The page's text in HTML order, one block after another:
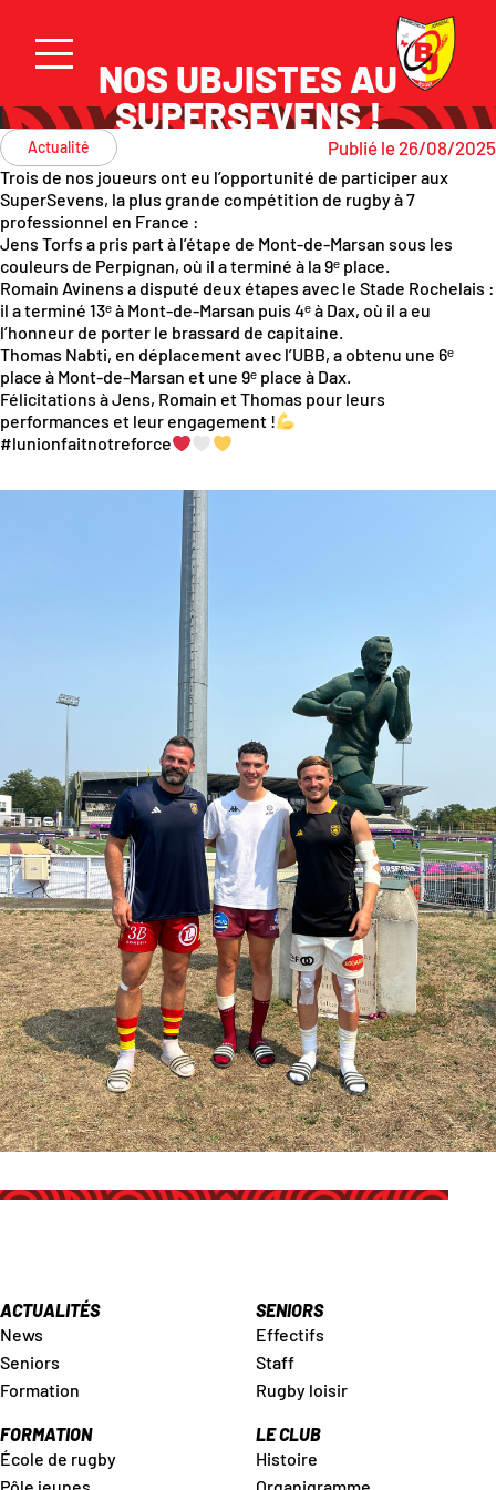
NOS UBJISTES AU
SUPERSEVENS !
Actualité Publié le 26/08/2025
Trois de nos joueurs ont eu l’opportunité de participer aux
SuperSevens, la plus grande compétition de rugby à 7
professionnel en France :
Jens Torfs a pris part à l’étape de Mont-de-Marsan sous les
couleurs de Perpignan, où il a terminé à la 9ᵉ place.
Romain Avinens a disputé deux étapes avec le Stade Rochelais :
il a terminé 13ᵉ à Mont-de-Marsan puis 4ᵉ à Dax, où il a eu
l’honneur de porter le brassard de capitaine.
Thomas Nabti, en déplacement avec l’UBB, a obtenu une 6ᵉ
place à Mont-de-Marsan et une 9ᵉ place à Dax.
Félicitations àJens, Romain et Thomas pour leurs
performances et leur engagement !
#lunionfaitnotreforce
ACTUALITÉS
News
Seniors
Formation
SENIORS
Effectifs
Staff
Rugby loisir
FORMATION
École de rugby
LE CLUB
Histoire